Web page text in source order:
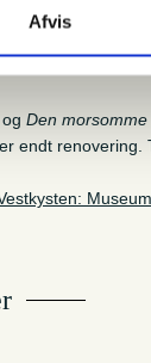
Afvis
en låge i et
Den
endt renovering.